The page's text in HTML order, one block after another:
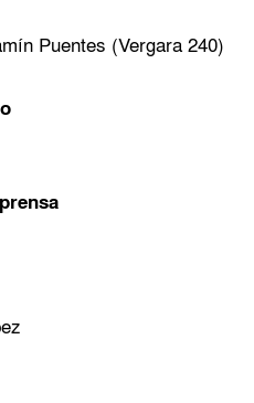
Puentes (Vergara 240)